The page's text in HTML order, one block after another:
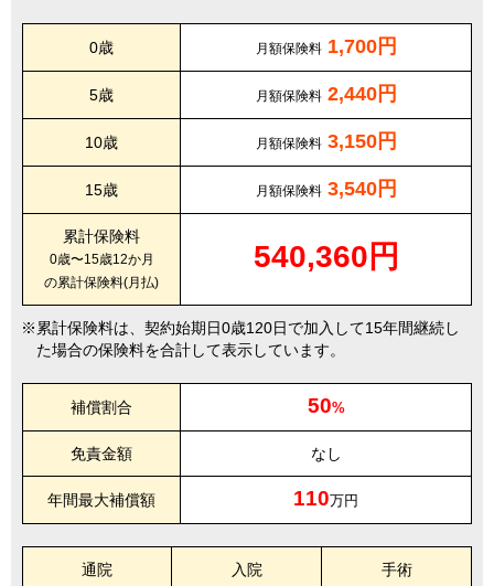
0歳 月額保険料 1,700円
5歳 月額保険料 2,440円
10歳 月額保険料 3,150円
15歳 月額保険料 3,540円
累計保険料
0歳〜15歳12か月
の累計保険料(月払)
540,360円
累計保険料は、契約始期日0歳120日で加入して15年間継続し
た場合の保険料を合計して表示しています。
補償割合 50%
免責金額 なし
年間最大補償額 110万円
通院 入院 手術